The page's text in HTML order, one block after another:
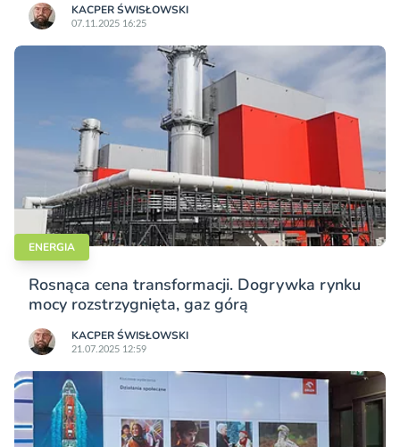
KACPER ŚWISŁO­WSKI
07.11.2025 16:25
ENERGIA
Rosnąca cena transformacji. Dogrywka rynku
mocy rozstrzygnięta, gaz górą
KACPER ŚWISŁO­WSKI
21.07.2025 12:59